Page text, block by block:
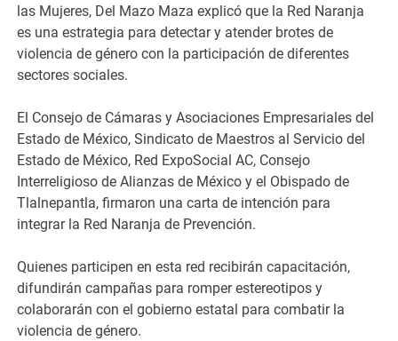
las Mujeres, Del Mazo Maza explicó que la Red Naranja
es una estrategia para detectar y atender brotes de
violencia de género con la participación de diferentes
sectores sociales.
El Consejo de Cámaras y Asociaciones Empresariales del
Estado de México, Sindicato de Maestros al Servicio del
Estado de México, Red ExpoSocial AC, Consejo
Interreligioso de Alianzas de México y el Obispado de
Tlalnepantla, firmaron una carta de intención para
integrar la Red Naranja de Prevención.
Quienes participen en esta red recibirán capacitación,
difundirán campañas para romper estereotipos y
colaborarán con el gobierno estatal para combatir la
violencia de género.